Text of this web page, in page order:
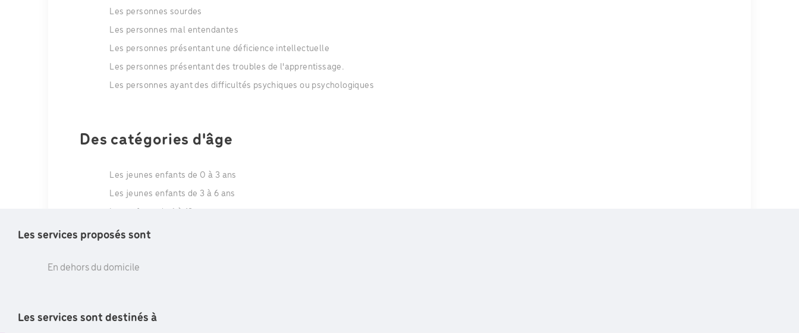
Les services proposés sont
En dehors du domicile
Les services sont destinés à
Les personnes sourdes
Les personnes mal entendantes
Les personnes présentant une déficience intellectuelle
Les personnes présentant des troubles de l'apprentissage.
Les personnes ayant des difficultés psychiques ou psychologiques
Des catégories d'âge
Les jeunes enfants de 0 à 3 ans
Les jeunes enfants de 3 à 6 ans
Les adolescents de 12 à 18 ans
Les adultes de 22 à 64 ans